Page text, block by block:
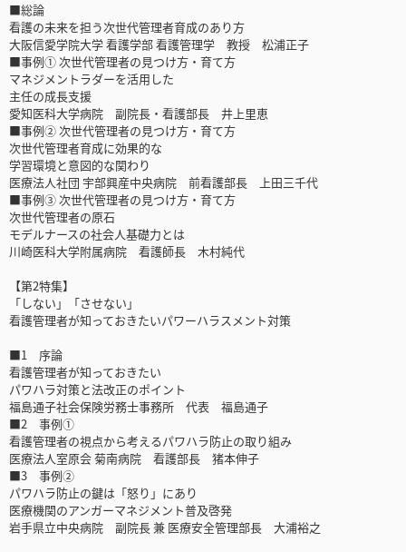
■総論
看護の未来を担う次世代管理者育成のあり方
大阪信愛学院大学 看護学部 看護管理学 教授 松浦正子
■事例① 次世代管理者の見つけ方・育て方
マネジメントラダーを活用した
主任の成長支援
愛知医科大学病院 副院長・看護部長 井上里恵
■事例② 次世代管理者の見つけ方・育て方
次世代管理者育成に効果的な
学習環境と意図的な関わり
医療法人社団 宇部興産中央病院 前看護部長 上田三千代
■事例③ 次世代管理者の見つけ方・育て方
次世代管理者の原石
モデルナースの社会人基礎力とは
川崎医科大学附属病院 看護師長 木村純代
【第2特集】
「しない」「させない」
看護管理者が知っておきたいパワーハラスメント対策
■1 序論
看護管理者が知っておきたい
パワハラ対策と法改正のポイント
福島通子社会保険労務士事務所 代表 福島通子
■2 事例①
看護管理者の視点から考えるパワハラ防止の取り組み
医療法人室原会 菊南病院 看護部長 猪本伸子
■3 事例②
パワハラ防止の鍵は「怒り」にあり
医療機関のアンガーマネジメント普及啓発
岩手県立中央病院 副院長 兼 医療安全管理部長 大浦裕之